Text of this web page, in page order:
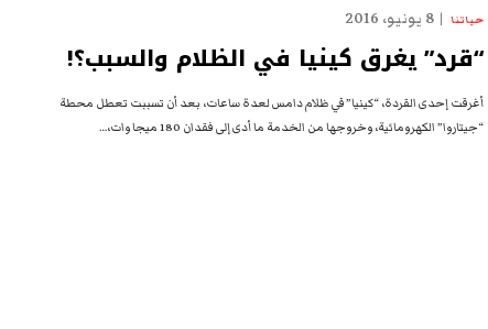
حياتنا 8 يونيو، 2016
“قرد” يغرق كينيا في الظلام والسبب؟!
أغرقت إحدى القردة، “كينيا” في ظلام دامس لعدة ساعات، بعد أن تسببت تعطل محطة
“جيتاروا” الكهرومائية، وخروجها من الخدمة ما أدى إلى فقدان 180 ميجا وات،…